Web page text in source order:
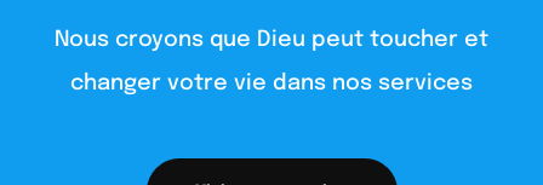
Nous croyons que Dieu peut toucher et
changer votre vie dans nos services